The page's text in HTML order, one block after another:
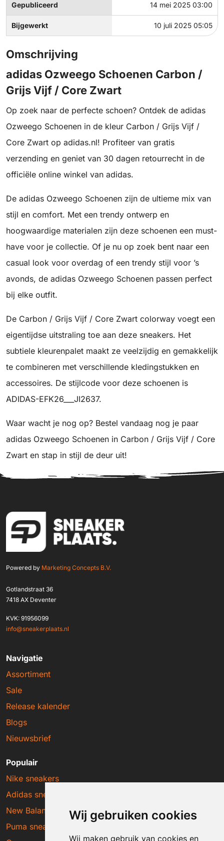
Wij gebruiken cookies
Wij maken gebruik van cookies en
Gepubliceerd 14 mei 2025 03:00
Bijgewerkt 10 juli 2025 05:05
Omschrijving
adidas Ozweego Schoenen Carbon /
Grijs Vijf / Core Zwart
Op zoek naar de perfecte schoen? Ontdek de adidas
Ozweego Schoenen in de kleur Carbon / Grijs Vijf /
Core Zwart op adidas.nl! Profiteer van gratis
verzending en geniet van 30 dagen retourrecht in de
officiële online winkel van adidas.
De adidas Ozweego Schoenen zijn de ultieme mix van
stijl en comfort. Met een trendy ontwerp en
hoogwaardige materialen zijn deze schoenen een must-
have voor je collectie. Of je nu op zoek bent naar een
casual look voor overdag of een trendy stijl voor ’s
avonds, de adidas Ozweego Schoenen passen perfect
bij elke outfit.
De Carbon / Grijs Vijf / Core Zwart colorway voegt een
eigentijdse uitstraling toe aan deze sneakers. Het
subtiele kleurenpalet maakt ze veelzijdig en gemakkelijk
te combineren met verschillende kledingstukken en
accessoires. De stijlcode voor deze schoenen is
ADIDAS-EFK26___JI2637.
Waar wacht je nog op? Bestel vandaag nog je paar
adidas Ozweego Schoenen in Carbon / Grijs Vijf / Core
Zwart en stap in stijl de deur uit!
Powered by Marketing Concepts B.V.
Gotlandstraat 36
7418 AX Deventer
KVK: 91956099
info@sneakerplaats.nl
Navigatie
Assortiment
Sale
Release kalender
Blogs
Nieuwsbrief
Populair
Nike sneakers
Adidas sneakers
New Balance sneakers
Puma sneakers